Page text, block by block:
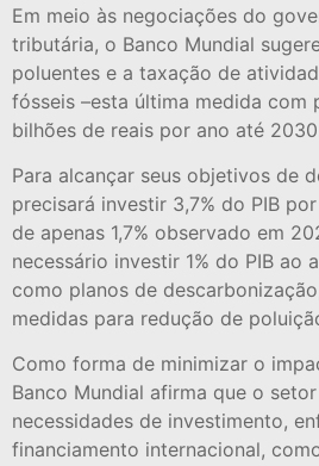
Em meio às negociações do
tributária, o Banco Mundial
poluentes e a taxação de
fósseis –esta última medida com
bilhões de reais por ano até
Para alcançar seus objetivos de
precisará investir 3,7% do PIB
de apenas 1,7% observado em
necessário investir 1% do PIB ao
como planos de
medidas para redução de
Como forma de minimizar o
Banco Mundial afirma que o
necessidades de investimento,
financiamento internacional,